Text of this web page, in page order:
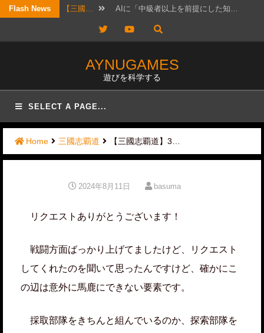
Skip
content
Flash News 【三國… AIに「中級者以上を前提にした知…
明日2026年8月10日に新武将…
以前にオススメ交流武将を紹介した…
【三國…
【考察… 結構ホットというか、なんか政治的…
【三國… 前回記事では、「初心者は限られた…
TwitterYouTube
AYNUGAMES
遊びを科学する
SELECT A PAGE...
Home 三國志覇道 【三國志覇道】3…
2024年8月11日 basuma
リクエストありがとうございます！
戦闘方面ばっかり上げてましたけど、リクエスト
してくれたのを聞いて思ったんですけど、確かにこ
の辺は意外に馬鹿にできない要素です。
採取部隊をきちんと組んでいるのか、探索部隊を